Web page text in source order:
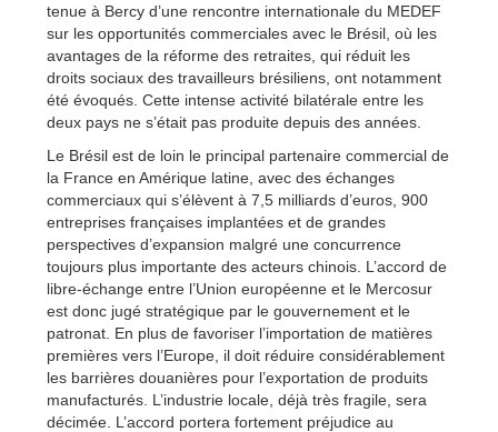
tenue à Bercy d’une rencontre internationale du MEDEF
sur les opportunités commerciales avec le Brésil, où les
avantages de la réforme des retraites, qui réduit les
droits sociaux des travailleurs brésiliens, ont notamment
été évoqués. Cette intense activité bilatérale entre les
deux pays ne s’était pas produite depuis des années.
Le Brésil est de loin le principal partenaire commercial de
la France en Amérique latine, avec des échanges
commerciaux qui s’élèvent à 7,5 milliards d’euros, 900
entreprises françaises implantées et de grandes
perspectives d’expansion malgré une concurrence
toujours plus importante des acteurs chinois. L’accord de
libre-échange entre l’Union européenne et le Mercosur
est donc jugé stratégique par le gouvernement et le
patronat. En plus de favoriser l’importation de matières
premières vers l’Europe, il doit réduire considérablement
les barrières douanières pour l’exportation de produits
manufacturés. L’industrie locale, déjà très fragile, sera
décimée. L’accord portera fortement préjudice au